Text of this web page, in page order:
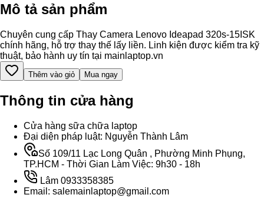
Mô tả sản phẩm
Chuyên cung cấp Thay Camera Lenovo Ideapad 320s-15ISK
chính hãng, hỗ trợ thay thế lấy liền. Linh kiện được kiểm tra kỹ
thuật, bảo hành uy tín tại mainlaptop.vn
Thêm vào giỏ Mua ngay
Thông tin cửa hàng
Cửa hàng sữa chữa laptop
Đại diện pháp luật: Nguyễn Thành Lâm
Số 109/11 Lạc Long Quân , Phường Minh Phụng,
TP.HCM - Thời Gian Làm Việc: 9h30 - 18h
Lâm 0933358385
Email: salemainlaptop@gmail.com